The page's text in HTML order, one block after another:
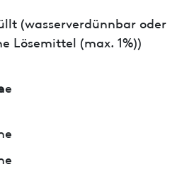
(wasserverdünnbar oder
Lösemittel (max. 1%))